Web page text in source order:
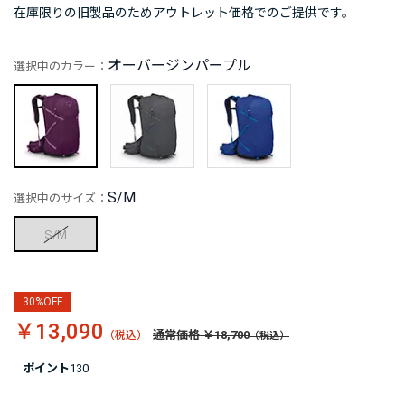
在庫限りの旧製品のためアウトレット価格でのご提供です。
ポイント130
選択中のカラー： オーバージンパープル
選択中のサイズ： S/M
S/M
30%OFF
￥13,090 通常価格 ￥18,700